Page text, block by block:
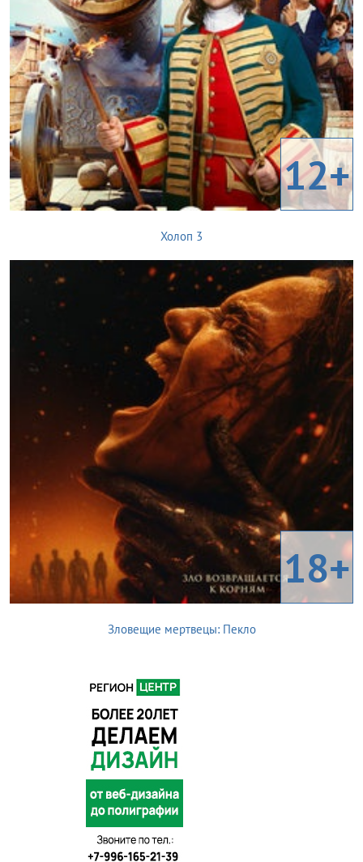
12+
Холоп 3
18+
Зловещие мертвецы: Пекло